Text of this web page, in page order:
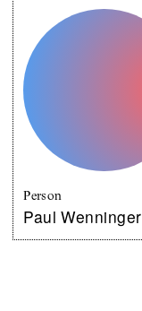
Person
Paul Wenninger